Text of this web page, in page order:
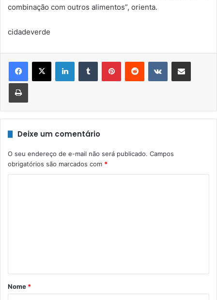
combinação com outros alimentos”, orienta.
cidadeverde
LinkedinTumblr PinterestReddit VK Compartilhar via e-mail
Imprimir
Deixe um comentário
O seu endereço de e-mail não será publicado. Campos
obrigatórios são marcados com *
rNome *